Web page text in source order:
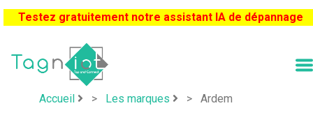
Testez gratuitement notre assistant IA de dépannage
Accueil > Les marques > Ardem